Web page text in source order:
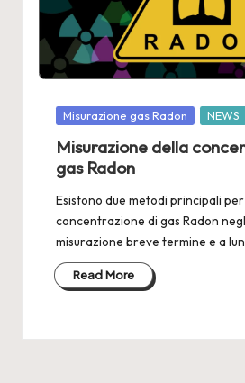
4
Posted
Misurazione gas Radon NEWS
Misurazione della
gas Radon
Esistono due metodi principali
concentrazione di gas Radon
misurazione breve termine e a
Read More